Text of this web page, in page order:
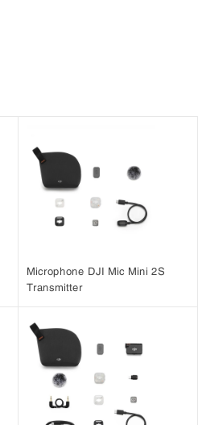
Microphone DJI Mic Mini 2S
Transmitter